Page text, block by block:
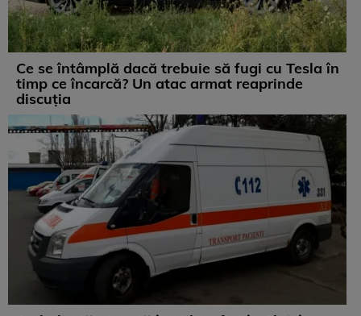
Ce se întâmplă dacă trebuie să fugi cu Tesla în
timp ce încarcă? Un atac armat reaprinde
discuția